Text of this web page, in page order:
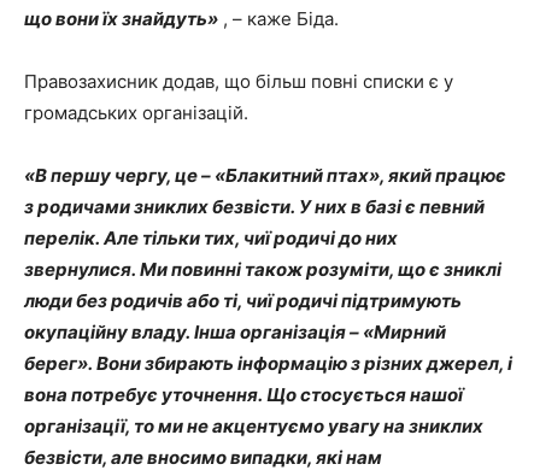
що вони їх знайдуть» , – каже Біда.
Правозахисник додав, що більш повні списки є у
громадських організацій.
«В першу чергу, це – «Блакитний птах», який працює
з родичами зниклих безвісти. У них в базі є певний
перелік. Але тільки тих, чиї родичі до них
звернулися. Ми повинні також розуміти, що є зниклі
люди без родичів або ті, чиї родичі підтримують
окупаційну владу. Інша організація – «Мирний
берег». Вони збирають інформацію з різних джерел, і
вона потребує уточнення. Що стосується нашої
організації, то ми не акцентуємо увагу на зниклих
безвісти, але вносимо випадки, які нам